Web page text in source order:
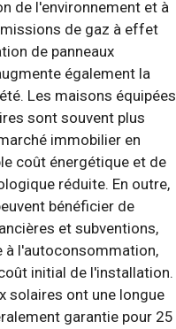
de l'environnement et à
de gaz à effet
de panneaux
également la
Les maisons équipées
sont souvent plus
immobilier en
coût énergétique et de
réduite. En outre,
bénéficier de
et subventions,
à l'autoconsommation,
initial de l'installation.
solaires ont une longue
garantie pour 25